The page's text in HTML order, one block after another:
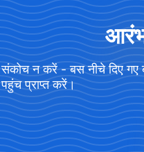
संकोच न करें - बस नीचे दिए गए
पहुंच प्राप्त करें।